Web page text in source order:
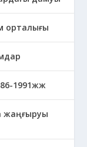
орталығы
1991жж
жаңғыруы